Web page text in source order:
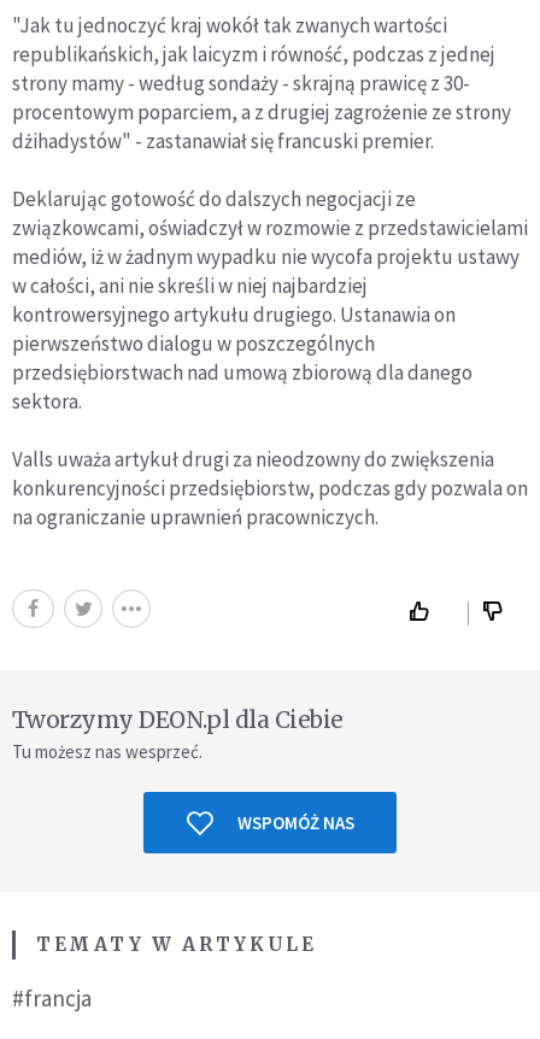
"Jak tu jednoczyć kraj wokół tak zwanych wartości
republikańskich, jak laicyzm i równość, podczas z jednej
strony mamy - według sondaży - skrajną prawicę z 30-
procentowym poparciem, a z drugiej zagrożenie ze strony
dżihadystów" - zastanawiał się francuski premier.
Deklarując gotowość do dalszych negocjacji ze
związkowcami, oświadczył w rozmowie z przedstawicielami
mediów, iż w żadnym wypadku nie wycofa projektu ustawy
w całości, ani nie skreśli w niej najbardziej
kontrowersyjnego artykułu drugiego. Ustanawia on
pierwszeństwo dialogu w poszczególnych
przedsiębiorstwach nad umową zbiorową dla danego
sektora.
Valls uważa artykuł drugi za nieodzowny do zwiększenia
konkurencyjności przedsiębiorstw, podczas gdy pozwala on
na ograniczanie uprawnień pracowniczych.
Tworzymy DEON.pl dla Ciebie
Tu możesz nas wesprzeć.
WSPOMÓŻ NAS
TEMATY W ARTYKULE
#francja